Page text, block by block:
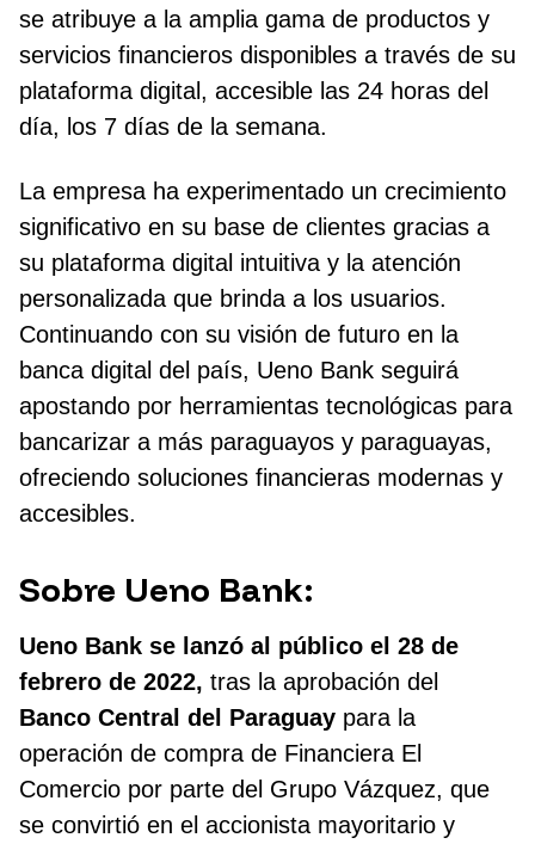
se atribuye a la amplia gama de productos y
servicios financieros disponibles a través de su
plataforma digital, accesible las 24 horas del
día, los 7 días de la semana.
La empresa ha experimentado un crecimiento
significativo en su base de clientes gracias a
su plataforma digital intuitiva y la atención
personalizada que brinda a los usuarios.
Continuando con su visión de futuro en la
banca digital del país, Ueno Bank seguirá
apostando por herramientas tecnológicas para
bancarizar a más paraguayos y paraguayas,
ofreciendo soluciones financieras modernas y
accesibles.
Sobre Ueno Bank:
Ueno Bank se lanzó al público el 28 de
febrero de 2022, tras la aprobación del
Banco Central del Paraguay para la
operación de compra de Financiera El
Comercio por parte del Grupo Vázquez, que
se convirtió en el accionista mayoritario y